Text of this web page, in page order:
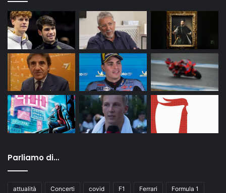
Parliamo di…
attualità Concerti covid F1 Ferrari Formula 1